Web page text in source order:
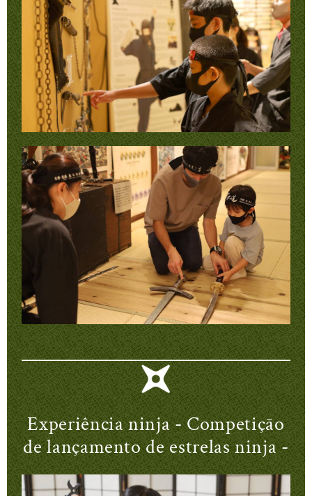
Experiência ninja - Competição
de lançamento de estrelas ninja -